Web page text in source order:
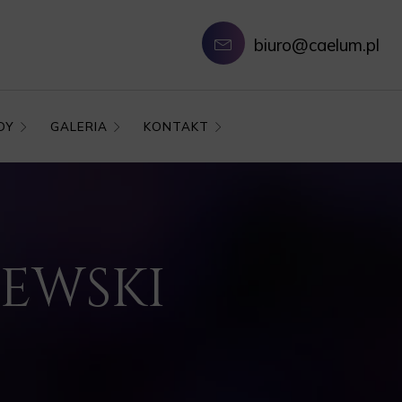
biuro@caelum.pl
GALERIA KONTAKT